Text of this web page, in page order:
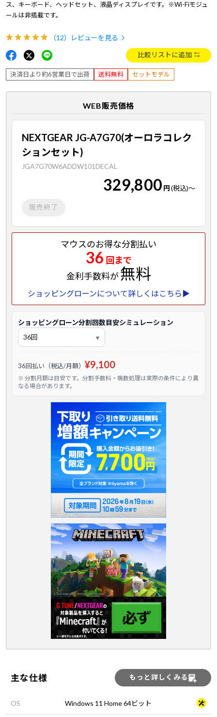
ス、キーボード、ヘッドセット、液晶ディスプレイです。※Wi-Fiモジュ
ールは非搭載です。
（12） レビューを見る
比較リストに追加
決済日より約6営業日で出荷 送料無料 セットモデル
WEB販売価格
NEXTGEAR JG-A7G70(オーロラコレク
ションセット)
JGA7G70W6ADDW101DECAL
329,800 円(税込)～
販売終了
マウスのお得な分割払い
36 回まで
金利手数料が無料
ショッピングローンについて詳しくはこちら▶
ショッピングローン分割回数目安シミュレーション
36回払い（税込/月額） ¥9,100
※ 分割月額は目安です。分割手数料・端数処理は実際の条件により異
なる場合があります。
主な仕様 もっと詳しくみる
OS Windows 11 Home 64ビット